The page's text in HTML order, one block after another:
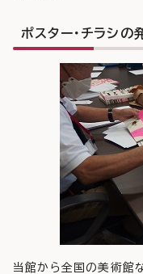
ポスター・チラシの
当館から全国の美術館な